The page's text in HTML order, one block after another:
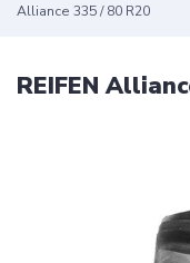
Alliance 335 / 80 R20
REIFEN